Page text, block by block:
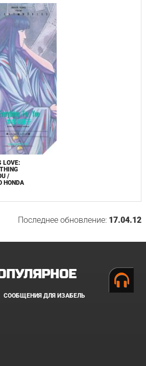
LOVE:
/
HONDA
Последнее обновление: 17.04.12
СООБЩЕНИЯ ДЛЯ ИЗАБЕЛЬ